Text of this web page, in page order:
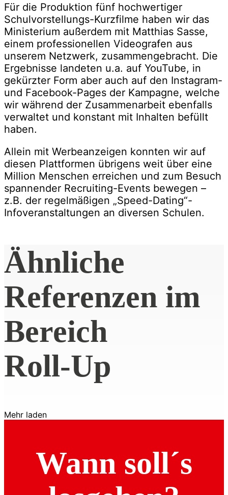
Für die Produktion fünf hochwertiger
Schulvorstellungs-Kurzfilme haben wir das
Ministerium außerdem mit Matthias Sasse,
einem professionellen Videografen aus
unserem Netzwerk, zusammengebracht. Die
Ergebnisse landeten u.a. auf YouTube, in
gekürzter Form aber auch auf den Instagram-
und Facebook-Pages der Kampagne, welche
wir während der Zusammenarbeit ebenfalls
verwaltet und konstant mit Inhalten befüllt
haben.
Allein mit Werbeanzeigen konnten wir auf
diesen Plattformen übrigens weit über eine
Million Menschen erreichen und zum Besuch
spannender Recruiting-Events bewegen –
z.B. der regelmäßigen „Speed-Dating“-
Infoveranstaltungen an diversen Schulen.
Ähnliche
Referenzen im
Bereich
Roll-Up
Mehr laden
Wann soll´s